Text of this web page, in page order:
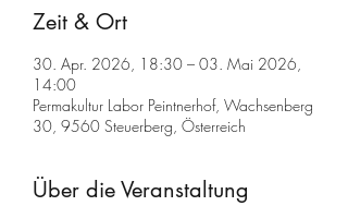
Zeit & Ort
30. Apr. 2026, 18:30 – 03. Mai 2026,
14:00
Permakultur Labor Peintnerhof, Wachsenberg
30, 9560 Steuerberg, Österreich
Über die Veranstaltung